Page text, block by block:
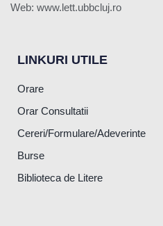
Web: www.lett.ubbcluj.ro
LINKURI UTILE
Orare
Orar Consultatii
Cereri/Formulare/Adeverinte
Burse
Biblioteca de Litere